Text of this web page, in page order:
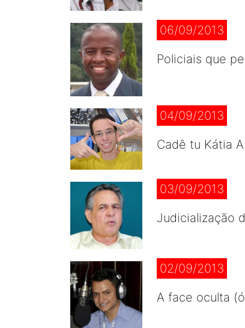
06/09/2013
Policiais que
04/09/2013
Cadê tu Kátia
03/09/2013
Judicialização
02/09/2013
A face oculta